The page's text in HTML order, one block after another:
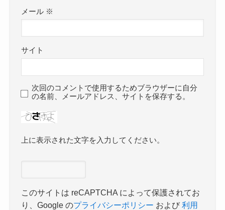
メール ※
サイト
次回のコメントで使用するためブラウザーに自分
の名前、メールアドレス、サイトを保存する。
上に表示された文字を入力してください。
このサイトは reCAPTCHA によって保護されてお
り、Google のプライバシーポリシー および利用